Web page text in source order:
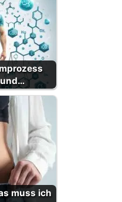
muss ich